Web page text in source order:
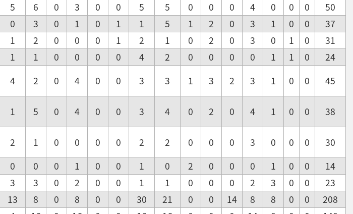
5 6 0 3 0 0 5 5 0 0 0 4 0 0 0
50
0 3 0 1 0 1 1 5 1 2 0 3 1 0 0
37
1 2 0 0 0 1 2 1 0 2 0 3 0 1 0
31
1 1 0 0 0 0 4 2 0 0 0 0 1 1 0
24
4 2 0 4 0 0 3 3 1 3 2 3 1 0 0
45
1 5 0 4 0 0 3 4 0 2 0 4 1 0 0
38
2 1 0 0 0 0 2 2 0 0 0 3 0 0 0
30
0 0 0 1 0 0 1 0 2 0 0 0 1 0 0
14
3 3 0 2 0 0 1 1 0 0 0 2 3 0 0
23
13 8 0 8 0 0 30 21 0 0 14 8 8 0 0
208